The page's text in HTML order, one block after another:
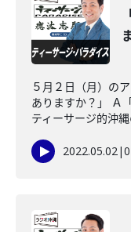
５月２日（月）の
ありますか？」 Ａ
ティーサージ的沖
2022.05.02|